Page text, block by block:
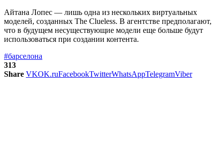
Айтана Лопес — лишь одна из нескольких виртуальных
моделей, созданных The Clueless. В агентстве предполагают,
что в будущем несуществующие модели еще больше будут
использоваться при создании контента.
#барселона
313
Share VKOK.ruFacebookTwitterWhatsAppTelegramViber